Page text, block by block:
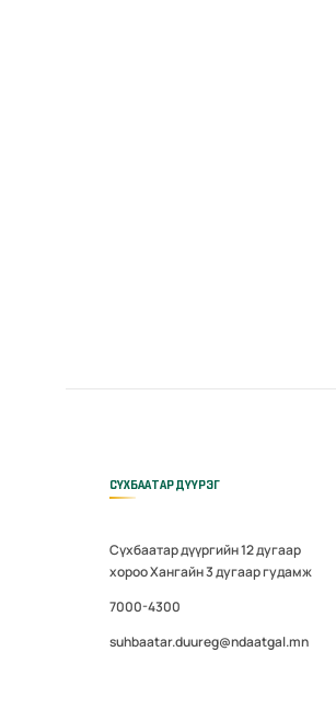
СҮХБААТАР ДҮҮРЭГ
Сүхбаатар дүүргийн 12 дугаар
хороо Хангайн 3 дугаар гудамж
7000-4300
suhbaatar.duureg@ndaatgal.mn